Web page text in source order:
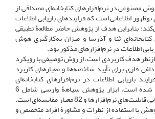
مصنوعی در نرم‌افزارهای کتابخانه‌ای مصداقی از
اطلاعاتی است که فرایندهای بازیابی اطلاعات
بنابراین هدف از پژوهش حاضر مطالعۀ تطبیقی
کتابخانه‌ای ثنا و آذرسا و میزان به‌کارگیری هوش
اطلاعات در نرم‌افزارهای مذکور بود.
هدف کاربردی است، از روش توصیفی با رویکرد
فازی برای تأیید شاخصه‌ها و معیارهای کاربرد
بازیابی اطلاعات در نرم‌افزارهای کتابخانه‌ای
موردمطالعه استفاده شده‌ است، ابزار پژوهش سیاهۀ وارسی شامل 6
ویژگی اصلی برای ارزیابی قابلیت‌های نرم‌افزارها و 82 معیار مقایسه‌ای است.
با استفاده از نظرات و مشاورۀ افراد متخصص و